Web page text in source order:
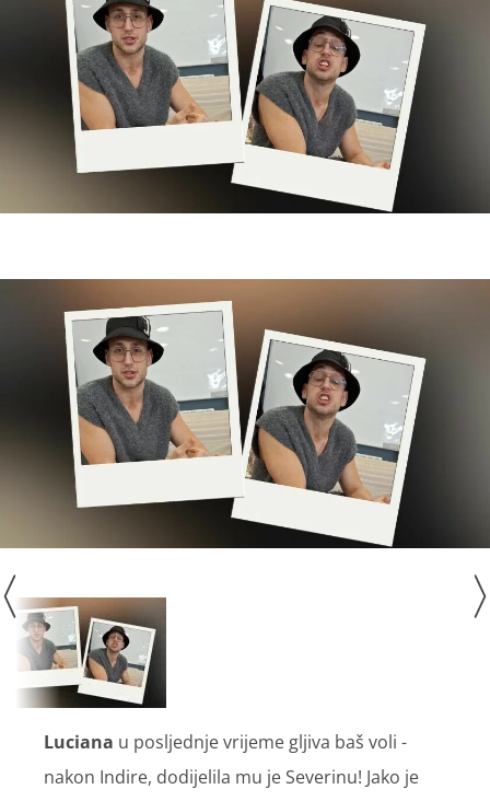
Luciana u posljednje vrijeme gljiva baš voli -
nakon Indire, dodijelila mu je Severinu! Jako je